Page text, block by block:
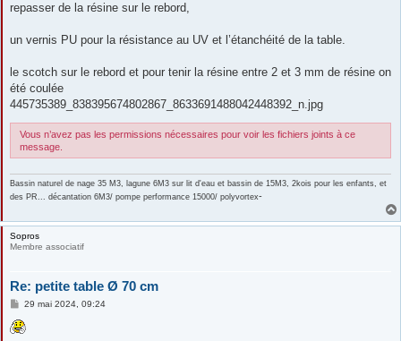
repasser de la résine sur le rebord,
un vernis PU pour la résistance au UV et l’étanchéité de la table.
le scotch sur le rebord et pour tenir la résine entre 2 et 3 mm de résine on
été coulée
445735389_838395674802867_8633691488042448392_n.jpg
Vous n’avez pas les permissions nécessaires pour voir les fichiers joints à ce
message.
Bassin naturel de nage 35 M3, lagune 6M3 sur lit d'eau et bassin de 15M3, 2kois pour les enfants, et
des PR... décantation 6M3/ pompe performance 15000/ polyvortex-
Sopros
Membre associatif
Re: petite table Ø 70 cm
M
s
s
29 mai 2024, 09:24